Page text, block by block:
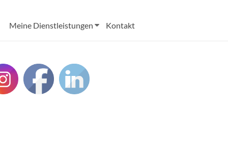
Meine Dienstleistungen Kontakt